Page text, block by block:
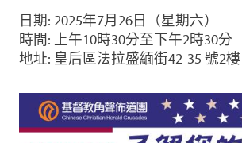
日期: 2025年7月26日（星期六）
時間: 上午10時30分至下午2時30分
地址: 皇后區法拉盛緬街42-35 號2樓